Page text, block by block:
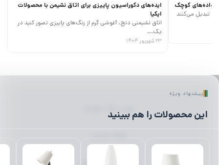
کوچک
تبدیل می‌کنند
ایده‌های دکوراسیون پاییزی برای اتاق نشیمن با محصولات
ایکیا
اتاق نشیمنی دنج، آغوشی گرم از رنگ‌های پاییزی تصور کنید در
یک...
۲۳ شهریور ۱۴۰۴
پیشنهاد ویژه
این محصولات را هم ببینید